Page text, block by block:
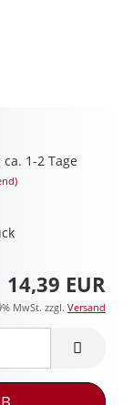
ca. 1-2 Tage
14,39 EUR
MwSt. zzgl. Versand